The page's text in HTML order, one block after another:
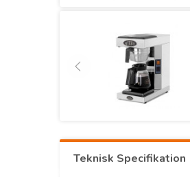
Teknisk Specifikation